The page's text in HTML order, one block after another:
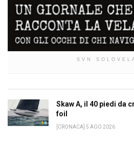
SVN
Skaw A, il 40 piedi da
foil
[CRONACA] 5 AGO 2026